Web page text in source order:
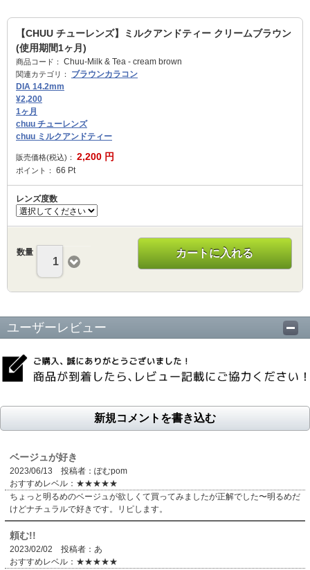
【CHUU チューレンズ】ミルクアンドティー クリームブラウン
(使用期間1ヶ月)
商品コード： Chuu-Milk & Tea - cream brown
関連カテゴリ：
ブラウンカラコン
DIA 14.2mm
¥2,200
1ヶ月
chuu チューレンズ
chuu ミルクアンドティー
販売価格(税込)： 2,200 円
ポイント： 66 Pt
レンズ度数
数量
1
カートに入れる
ユーザーレビュー
新規コメントを書き込む
ベージュが好き
2023/06/13 投稿者：ぽむpom
おすすめレベル： ★★★★★
ちょっと明るめのベージュが欲しくて買ってみましたが正解でした〜明るめだ
けどナチュラルで好きです。リピします。
頼む!!
2023/02/02 投稿者：あ
おすすめレベル： ★★★★★